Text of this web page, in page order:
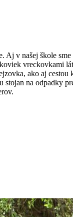
Aj v našej škole
vreckovkami
ako aj
stojan na odpadky